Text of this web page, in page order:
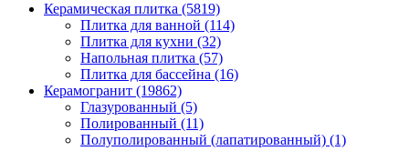
Керамическая плитка (5819)
Плитка для ванной (114)
Плитка для кухни (32)
Напольная плитка (57)
Плитка для бассейна (16)
Керамогранит (19862)
Глазурованный (5)
Полированный (11)
Полуполированный (лапатированный) (1)